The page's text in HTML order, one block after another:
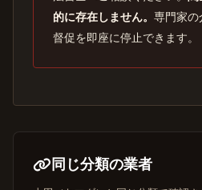
的に存在しません。 専門家の
督促を即座に停止できます。
同じ分類の業者